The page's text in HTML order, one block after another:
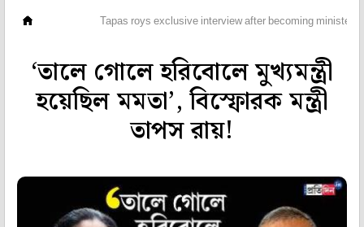
Tapas roys exclusive interview after becoming minister
‘তালে গোলে হরিবোলে মুখ্যমন্ত্রী
হয়েছিল মমতা’, বিস্ফোরক মন্ত্রী
তাপস রায়!